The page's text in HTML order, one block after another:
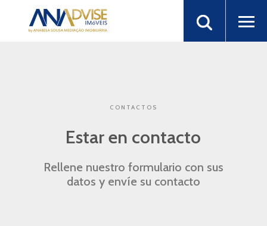
CONTACTOS
Estar en contacto
Rellene nuestro formulario con sus
datos y envíe su contacto